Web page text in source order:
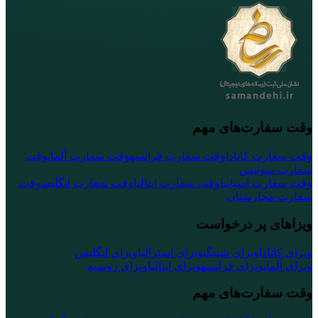
وقت سفارت‌های مهم
وقت سفارت کانادا وقت سفارت فرانسهوقت سفارت آلمانوقت
سفارت سوئیس
وقت سفارت اسپانیاوقت سفارت ایتالیاوقت سفارت انگلیسوقت
سفارت مجارستان
ویزاهای پر درخواست
ویزای کانادا ویزای شینگنویزای استرالیاویزای انگلیس
ویزای آلمانویزای فرانسهویزای ایتالیاویزای روسیه
وقت سفارت‌های مهم